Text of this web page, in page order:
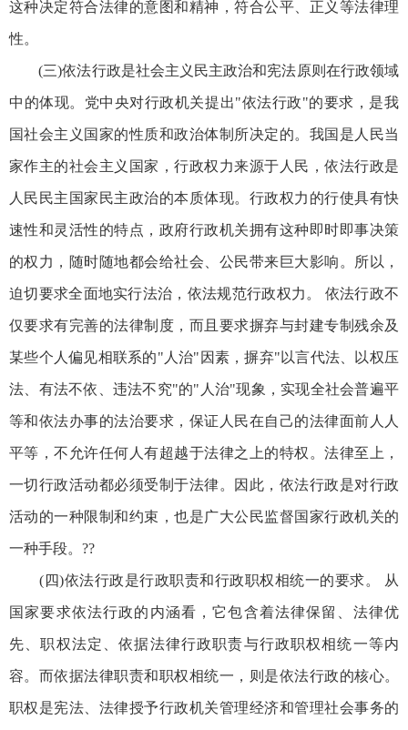
这种决定符合法律的意图和精神，符合公平、正义等法律理
性。
(三)依法行政是社会主义民主政治和宪法原则在行政领域
中的体现。党中央对行政机关提出"依法行政"的要求，是我
国社会主义国家的性质和政治体制所决定的。我国是人民当
家作主的社会主义国家，行政权力来源于人民，依法行政是
人民民主国家民主政治的本质体现。行政权力的行使具有快
速性和灵活性的特点，政府行政机关拥有这种即时即事决策
的权力，随时随地都会给社会、公民带来巨大影响。所以，
迫切要求全面地实行法治，依法规范行政权力。 依法行政不
仅要求有完善的法律制度，而且要求摒弃与封建专制残余及
某些个人偏见相联系的"人治"因素，摒弃"以言代法、以权压
法、有法不依、违法不究"的"人治"现象，实现全社会普遍平
等和依法办事的法治要求，保证人民在自己的法律面前人人
平等，不允许任何人有超越于法律之上的特权。法律至上，
一切行政活动都必须受制于法律。因此，依法行政是对行政
活动的一种限制和约束，也是广大公民监督国家行政机关的
一种手段。??
(四)依法行政是行政职责和行政职权相统一的要求。 从
国家要求依法行政的内涵看，它包含着法律保留、法律优
先、职权法定、依据法律行政职责与行政职权相统一等内
容。而依据法律职责和职权相统一，则是依法行政的核心。
职权是宪法、法律授予行政机关管理经济和管理社会事务的